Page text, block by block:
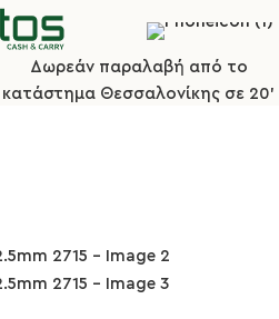
Δωρεάν παραλαβή από το
κατάστημα Θεσσαλονίκης σε 20'
Σειρά MIA 18% 3,5mm